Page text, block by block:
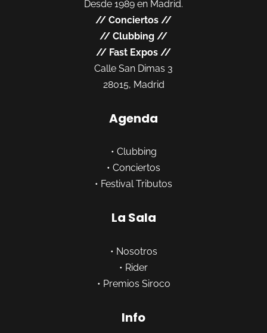
Desde 1989 en Madrid.
// Conciertos //
// Clubbing //
// Fast Expos //
Calle San Dimas 3
28015, Madrid
Agenda
• Clubbing
• Conciertos
• Festival Tributos
La Sala
• Nosotros
• Rider
• Premios Siroco
Info